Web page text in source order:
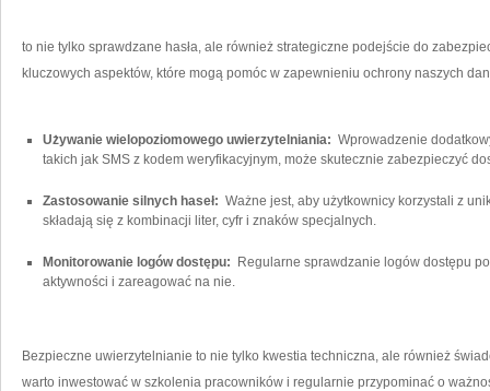
to nie tylko sprawdzane​ hasła, ale również strategiczne podejście⁣ do
kluczowych aspektów, które mogą pomóc w zapewnieniu ochrony naszych
Używanie wielopoziomowego uwierzytelniania:
Wprowadzenie
takich jak SMS​ z kodem weryfikacyjnym,⁢ może skutecznie zabezpieczyć
Zastosowanie silnych⁤ haseł:
Ważne jest, aby użytkownicy⁢ korzystali z
⁤składają​ się z kombinacji ‌liter, cyfr i​ znaków specjalnych.
Monitorowanie logów dostępu:
Regularne sprawdzanie ⁢logów dostępu
aktywności i zareagować na⁣ nie.
Bezpieczne uwierzytelnianie ‌to nie tylko kwestia techniczna, ale również
⁣warto inwestować‍ w szkolenia pracowników ‍i regularnie przypominać o